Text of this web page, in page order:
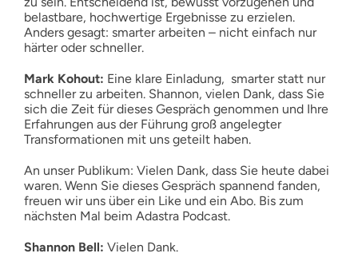
belastbare, hochwertige Ergebnisse zu erzielen.
Anders gesagt: smarter arbeiten – nicht einfach nur
härter oder schneller.
Mark Kohout: Eine klare Einladung, smarter statt nur
schneller zu arbeiten. Shannon, vielen Dank, dass Sie
sich die Zeit für dieses Gespräch genommen und Ihre
Erfahrungen aus der Führung groß angelegter
Transformationen mit uns geteilt haben.
An unser Publikum: Vielen Dank, dass Sie heute dabei
waren. Wenn Sie dieses Gespräch spannend fanden,
freuen wir uns über ein Like und ein Abo. Bis zum
nächsten Mal beim Adastra Podcast.
Shannon Bell: Vielen Dank.